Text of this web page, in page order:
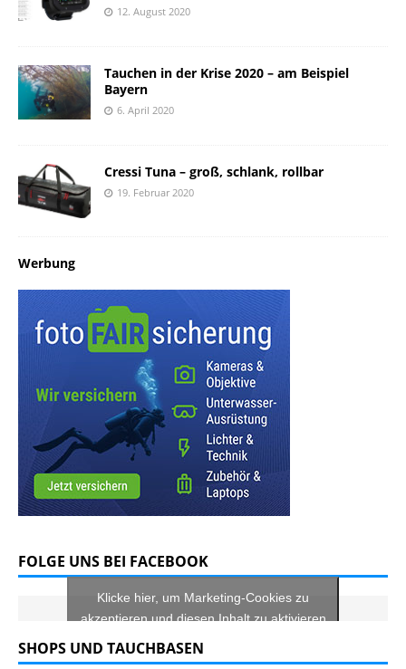
12. August 2020
Tauchen in der Krise 2020 – am Beispiel
Bayern
6. April 2020
Cressi Tuna – groß, schlank, rollbar
19. Februar 2020
Werbung
FOLGE UNS BEI FACEBOOK
Klicke hier, um Marketing-Cookies zu
akzeptieren und diesen Inhalt zu aktivieren
SHOPS UND TAUCHBASEN